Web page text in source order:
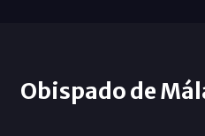
Obispado de